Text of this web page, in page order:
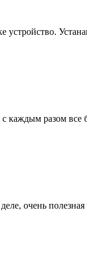
разом все
очень